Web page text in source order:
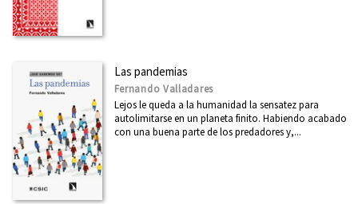
Las pandemias
Fernando Valladares
Lejos le queda a la humanidad la sensatez para
autolimitarse en un planeta finito. Habiendo acabado
con una buena parte de los predadores y,...